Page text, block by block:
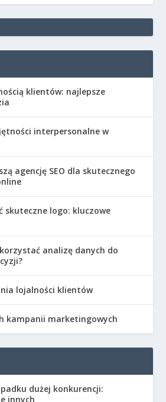
klientów: najlepsze
interpersonalne w
agencję SEO dla skutecznego
skuteczne logo: kluczowe
analizę danych do
lojalności klientów
kampanii marketingowych
dużej konkurencji:
innych